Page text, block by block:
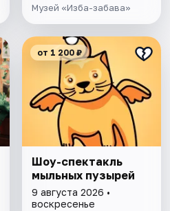
Музей «Изба-забава»
от 1 200 ₽
Шоу-спектакль
мыльных пузырей
9 августа 2026 •
воскресенье